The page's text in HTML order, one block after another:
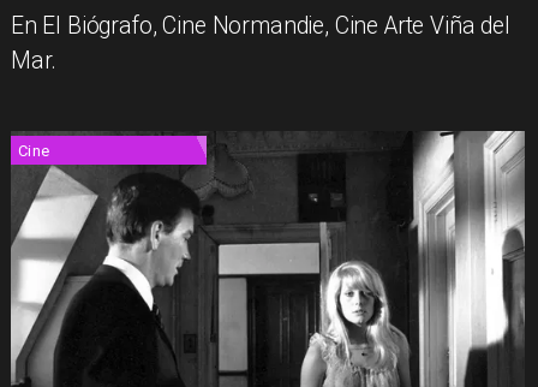
En El Biógrafo, Cine Normandie, Cine Arte Viña del
Mar.
Cine